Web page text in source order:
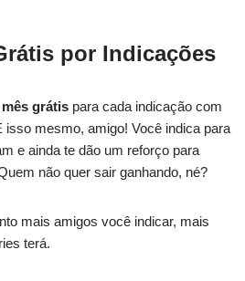
por Indicações
mês grátis para cada indicação com
isso mesmo, amigo! Você indica para
e ainda te dão um reforço para
não quer sair ganhando, né?
mais amigos você indicar, mais
terá.